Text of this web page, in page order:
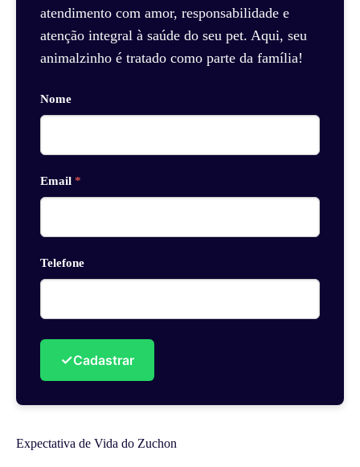
atendimento com amor, responsabilidade e
atenção integral à saúde do seu pet. Aqui, seu
animalzinho é tratado como parte da família!
Nome
Email *
Telefone
✓Cadastrar
Expectativa de Vida do Zuchon